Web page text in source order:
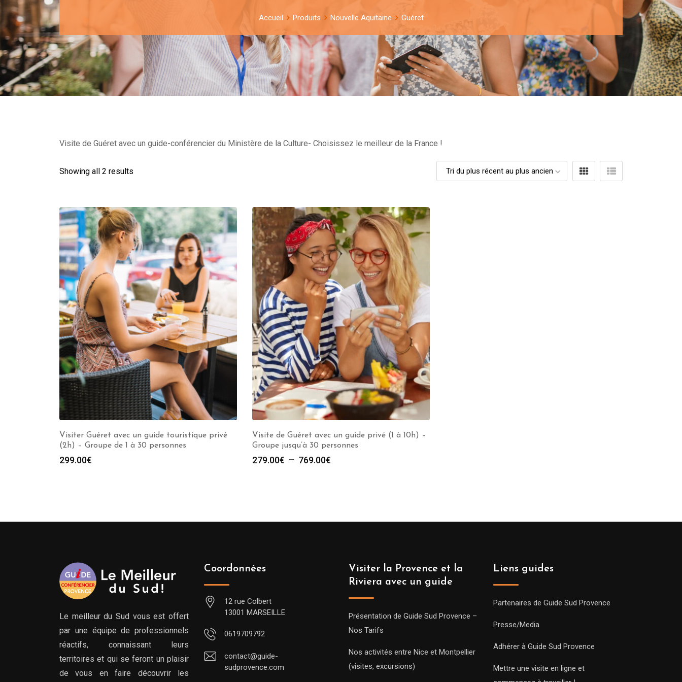
Accueil Produits Nouvelle Aquitaine Guéret
Visite de Guéret avec un guide-conférencier du Ministère de la Culture- Choisissez le meilleur de la France !
Showing all 2 results
Visiter Guéret avec un guide touristique privé
(2h) – Groupe de 1 à 30 personnes
299.00€
Visite de Guéret avec un guide privé (1 à 10h) –
Groupe jusqu’à 30 personnes
279.00€ – 769.00€
Le meilleur du Sud vous est offert
par une équipe de professionnels
réactifs, connaissant leurs
territoires et qui se feront un plaisir
de vous en faire découvrir les
Coordonnées
12 rue Colbert
13001 MARSEILLE
0619709792
contact@guide-
sudprovence.com
Visiter la Provence et la
Riviera avec un guide
Présentation de Guide Sud Provence –
Nos Tarifs
Nos activités entre Nice et Montpellier
(visites, excursions)
Liens guides
Partenaires de Guide Sud Provence
Presse/Media
Adhérer à Guide Sud Provence
Mettre une visite en ligne et